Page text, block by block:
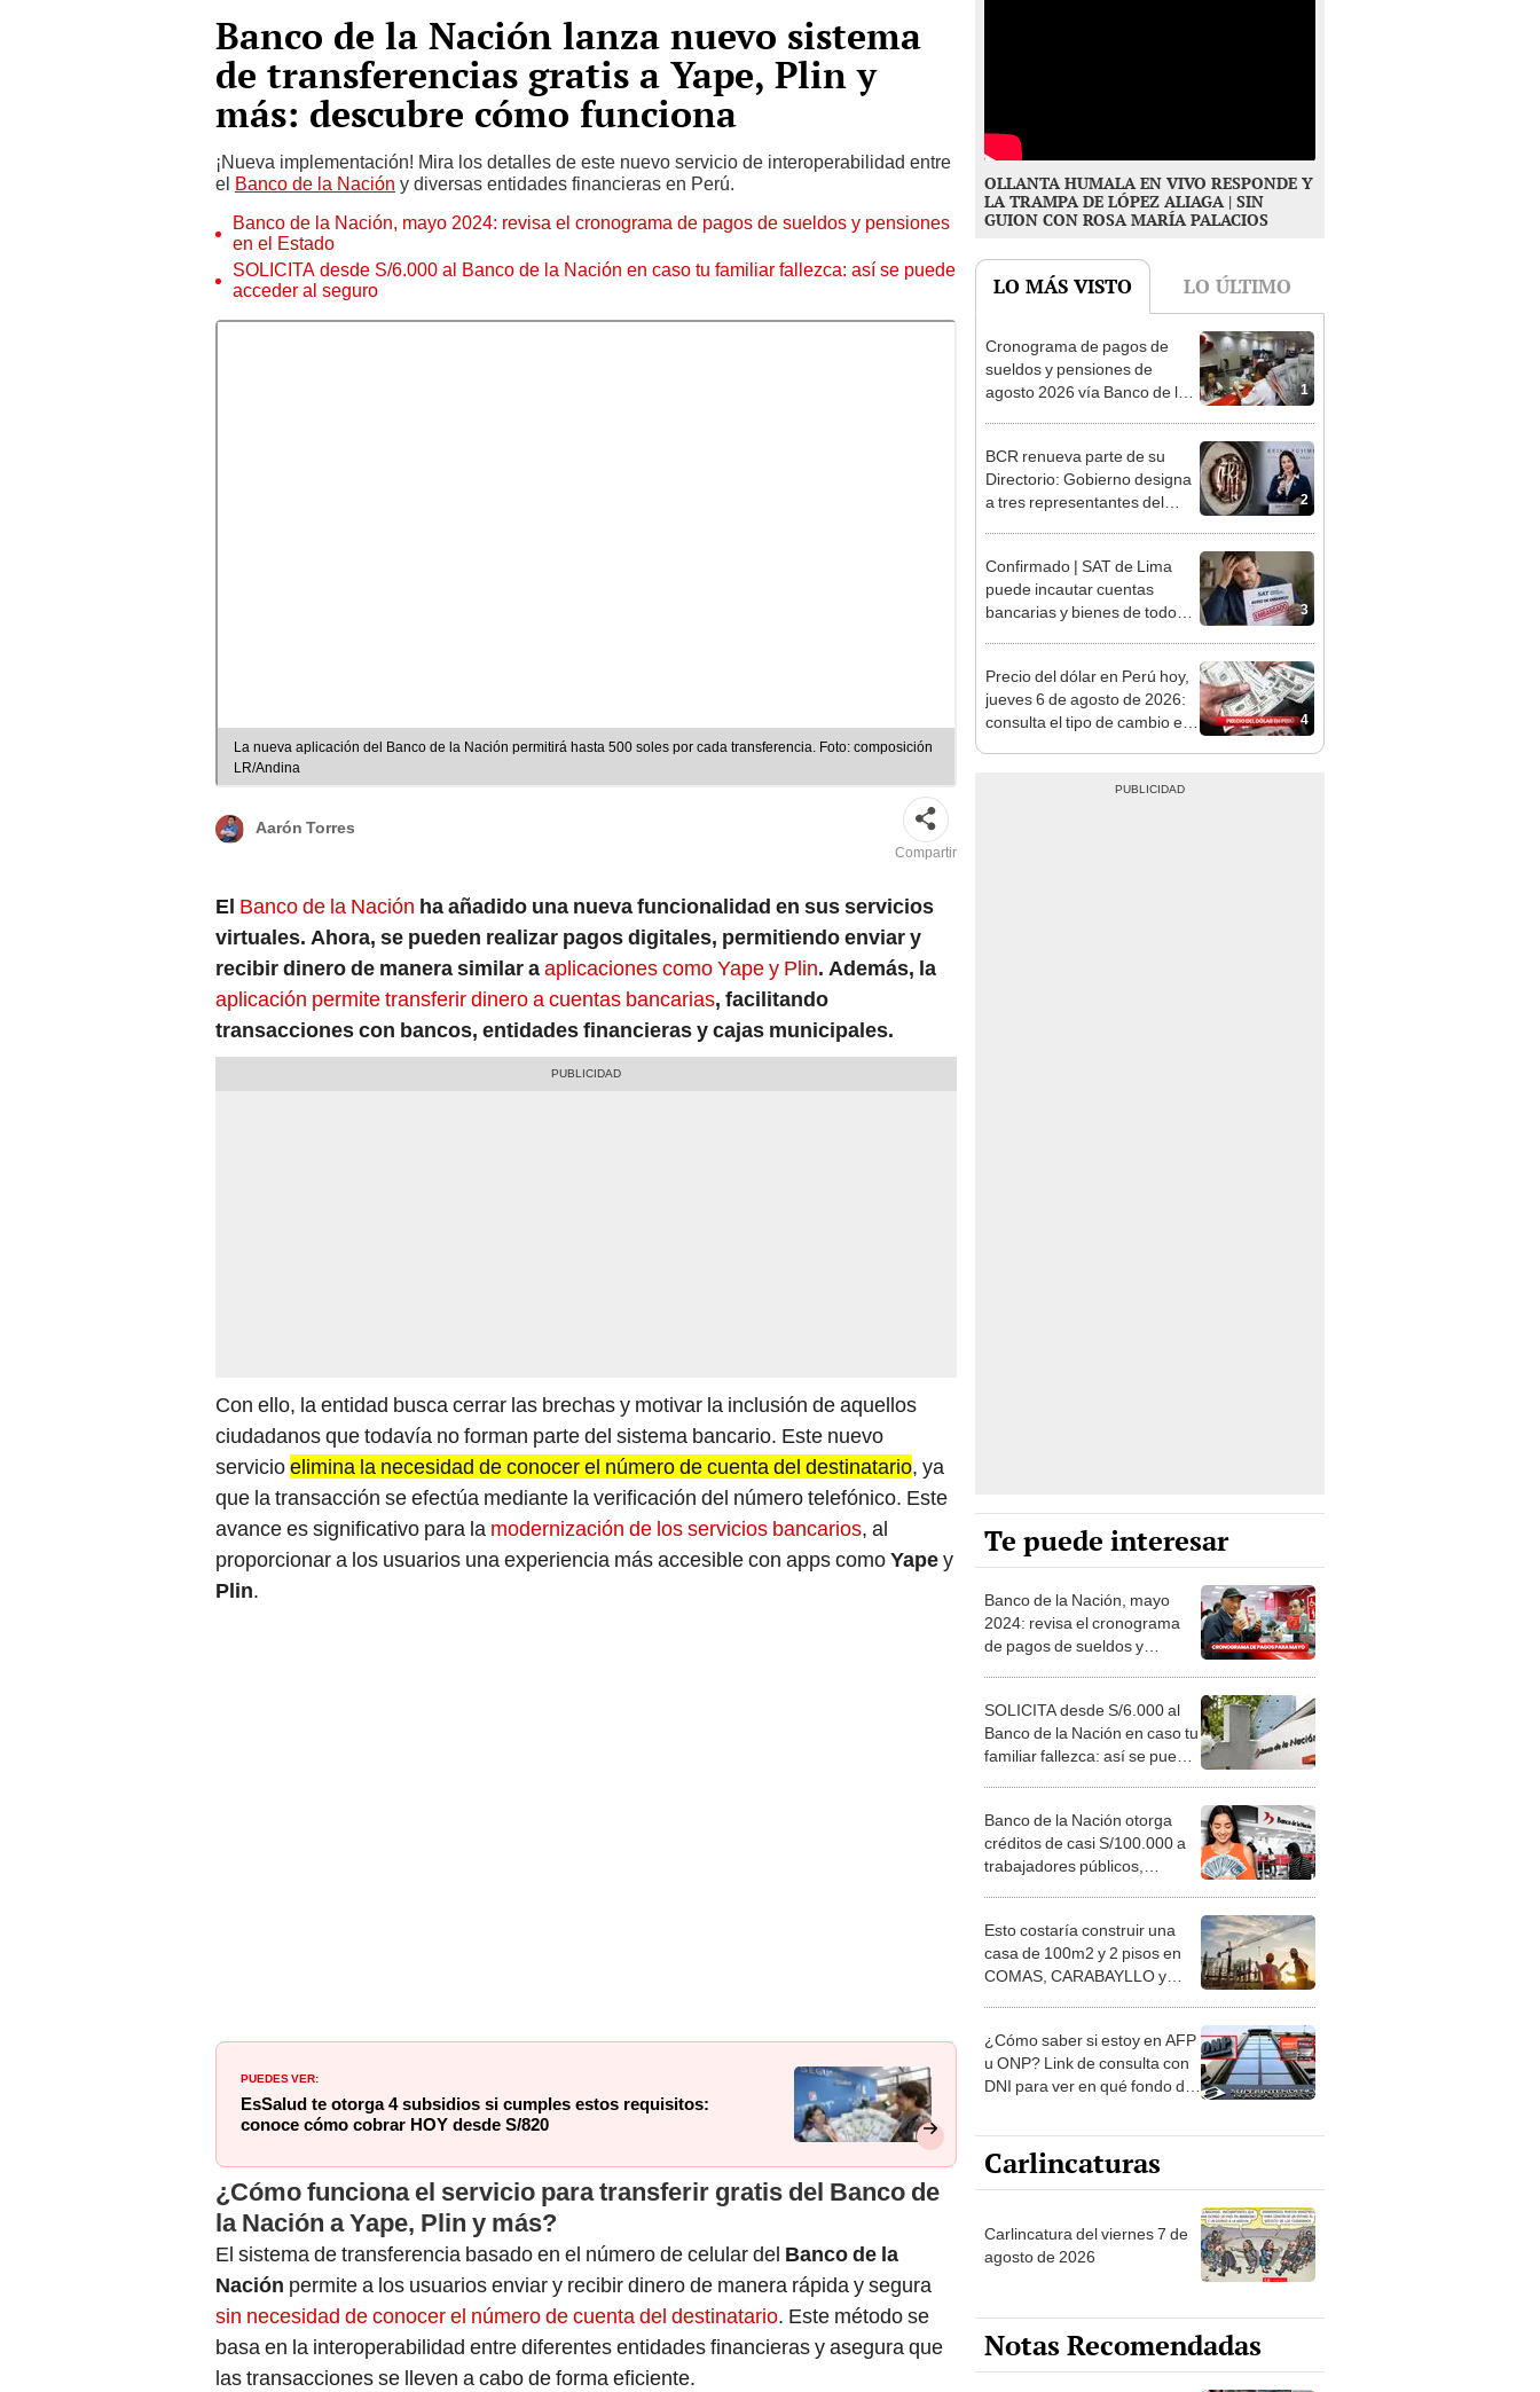
Banco de la Nación lanza nuevo sistema
de transferencias gratis a Yape, Plin y
más: descubre cómo funciona
¡Nueva implementación! Mira los detalles de este nuevo servicio de interoperabilidad entre
el Banco de la Nación y diversas entidades financieras en Perú.
Banco de la Nación, mayo 2024: revisa el cronograma de pagos de sueldos y pensiones
en el Estado
SOLICITA desde S/6.000 al Banco de la Nación en caso tu familiar fallezca: así se puede
acceder al seguro
La nueva aplicación del Banco de la Nación permitirá hasta 500 soles por cada transferencia. Foto: composición
LR/Andina
Aarón Torres
Compartir
El Banco de la Nación ha añadido una nueva funcionalidad en sus servicios
virtuales. Ahora, se pueden realizar pagos digitales, permitiendo enviar y
recibir dinero de manera similar aaplicaciones como Yape y Plin. Además, la
aplicación permite transferir dinero a cuentas bancarias, facilitando
transacciones con bancos, entidades financieras y cajas municipales.
Con ello, la entidad busca cerrar las brechas y motivar la inclusión de aquellos
ciudadanos que todavía no forman parte del sistema bancario. Este nuevo
servicioelimina la necesidad de conocer el número de cuenta del destinatario, ya
que la transacción se efectúa mediante la verificación del número telefónico. Este
avance es significativo para la modernización de los servicios bancarios, al
proporcionar a los usuarios una experiencia más accesible con apps comoYapey
Plin.
PUEDES VER:
EsSalud te otorga 4 subsidios si cumples estos requisitos:
conoce cómo cobrar HOY desde S/820
¿Cómo funciona el servicio para transferir gratis del Banco de
la Nación a Yape, Plin y más?
El sistema de transferencia basado en el número de celular del Banco de la
Nación permite a los usuarios enviar y recibir dinero de manera rápida y segura
sin necesidad de conocer el número de cuenta del destinatario. Este método se
basa en la interoperabilidad entre diferentes entidades financieras y asegura que
las transacciones se lleven a cabo de forma eficiente.
OLLANTA HUMALA EN VIVO RESPONDE Y
LA TRAMPA DE LÓPEZ ALIAGA | SIN
GUION CON ROSA MARÍA PALACIOS
LO MÁS VISTO LO ÚLTIMO
1
Cronograma de pagos de
sueldos y pensiones de
agosto 2026 vía Banco de la
2
BCR renueva parte de su
Directorio: Gobierno designa
a tres representantes del
3
Confirmado | SAT de Lima
puede incautar cuentas
bancarias y bienes de todos
obligaciones
4
Precio del dólar en Perú hoy,
jueves 6 de agosto de 2026:
consulta el tipo de cambio en
Te puede interesar
Banco de la Nación, mayo
2024: revisa el cronograma
de pagos de sueldos y
SOLICITA desde S/6.000 al
Banco de la Nación en caso tu
familiar fallezca: así se puede
Banco de la Nación otorga
créditos de casi S/100.000 a
trabajadores públicos,
Esto costaría construir una
casa de 100m2 y 2 pisos en
COMAS, CARABAYLLO y
¿Cómo saber si estoy en AFP
u ONP? Link de consulta con
DNI para ver en qué fondo de
Carlincaturas
Carlincatura del viernes 7 de
agosto de 2026
Notas Recomendadas